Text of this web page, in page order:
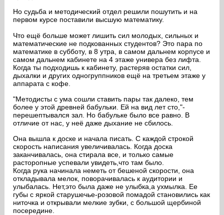
Но судьба и методический отдел решили пошутить и на
первом курсе поставили высшую математику.
Что ещё больше может лишить сил молодых, сильных и
математические не подкованных студентов? Это пара по
математике в субботу, в 8 утра, в самом дальнем корпусе и
самом дальнем кабинете на 4 этаже универа без лифта.
Когда ты подходишь к кабинету, растеряв остатки сил,
дыхалки и других одногруппников ещё на третьем этаже у
аппарата с кофе.
"Методисты с ума сошли ставить пары так далеко, тем
более у этой древней бабульки. Ей на вид лет сто,"-
перешептывался зал. Но бабульке было все равно. В
отличие от нас, у неё даже дыхание не сбилось.
Она вышла к доске и начала писать. С каждой строкой
скорость написания увеличивалась. Когда доска
заканчивалась, она стирала все, и только самые
расторопные успевали увидеть,что там было.
Когда рука начинала неметь от бешеной скорости, она
откладывала мелок, поворачивалась к аудитории и
улыбалась. Нет,это была даже не улыбка,а ухмылка. Ее
губы с яркой старушечье-розовой помадой становились как
ниточка и открывали мелкие зубки, с большой щербиной
посередине.